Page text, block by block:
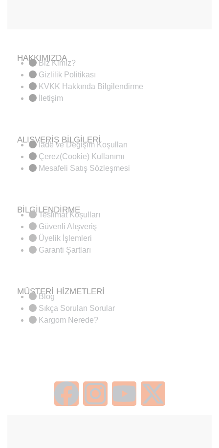
HAKKIMIZDA
Biz Kimiz?
Gizlilik Politikası
KVKK Hakkında Bilgilendirme
İletişim
ALIŞVERİŞ BİLGİLERİ
İade ve Değişim Koşulları
Çerez(Cookie) Kullanımı
Mesafeli Satış Sözleşmesi
BİLGİLENDİRME
Teslimat Koşulları
Güvenli Alışveriş
Üyelik İşlemleri
Garanti Şartları
MÜŞTERİ HİZMETLERİ
Blog
Sıkça Sorulan Sorular
Kargom Nerede?